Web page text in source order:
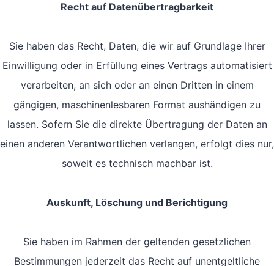
Recht auf Daten­übertrag­barkeit
Sie haben das Recht, Daten, die wir auf Grundlage Ihrer
Einwilligung oder in Erfüllung eines Vertrags automatisiert
verarbeiten, an sich oder an einen Dritten in einem
gängigen, maschinenlesbaren Format aushändigen zu
lassen. Sofern Sie die direkte Übertragung der Daten an
einen anderen Verantwortlichen verlangen, erfolgt dies nur,
soweit es technisch machbar ist.
Auskunft, Löschung und Berichtigung
Sie haben im Rahmen der geltenden gesetzlichen
Bestimmungen jederzeit das Recht auf unentgeltliche